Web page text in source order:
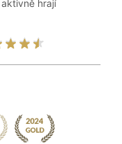
hrají